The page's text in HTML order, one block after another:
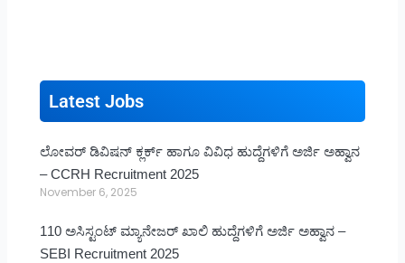
Latest Jobs
ಲೋವರ್ ಡಿವಿಷನ್ ಕ್ಲರ್ಕ್ ಹಾಗೂ ವಿವಿಧ ಹುದ್ದೆಗಳಿಗೆ ಅರ್ಜಿ ಅಹ್ವಾನ
– CCRH Recruitment 2025
November 6, 2025
110 ಅಸಿಸ್ಟಂಟ್ ಮ್ಯಾನೇಜರ್ ಖಾಲಿ ಹುದ್ದೆಗಳಿಗೆ ಅರ್ಜಿ ಅಹ್ವಾನ –
SEBI Recruitment 2025